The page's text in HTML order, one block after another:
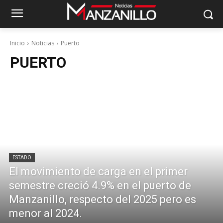
Inicio Noticias Puerto
PUERTO
ESTADO
El movimiento de carga en el primer
semestre creció 4.9% en el puerto de
Manzanillo, respecto del 2025 pero es
menor al 2024.